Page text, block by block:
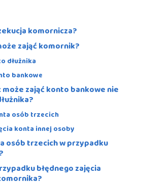
komornicza?
zająć komornik?
dłużnika
bankowe
zająć konto bankowe nie
osób trzecich
konta innej osoby
osób trzecich w przypadku
błędnego zajęcia